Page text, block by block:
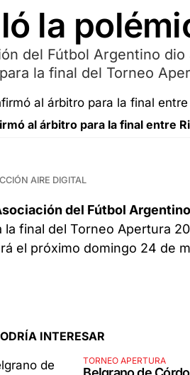
la
del Fútbol Argentino
la final del Torneo
al árbitro para la final entre
AIRE DIGITAL
del Fútbol
la final del Torneo Apertura
el próximo domingo 24 de
INTERESAR
TORNEO APERTURA